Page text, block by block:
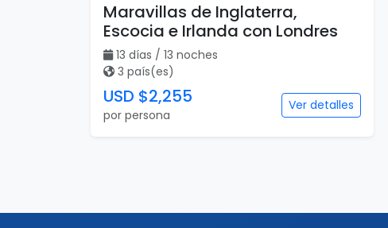
Maravillas de Inglaterra,
Escocia e Irlanda con Londres
13 días / 13 noches
3 país(es)
USD $2,255
por persona
Ver detalles